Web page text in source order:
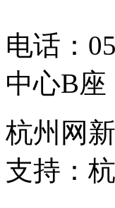
电话：
中心B座
杭州网
支持：